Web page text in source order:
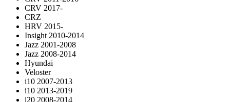
CRV 2017-
CRZ
HRV 2015-
Insight 2010-2014
Jazz 2001-2008
Jazz 2008-2014
Hyundai
Veloster
i10 2007-2013
i10 2013-2019
i20 2008-2014